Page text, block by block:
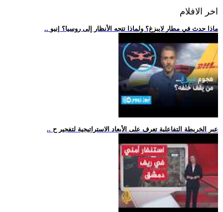
اخر الافلام
.. ماذا حدث في مطار لايبزغ؟ ولماذا تتجه الأنظار إلى روسيا؟ |نيو
.. عبر الخريطة التفاعلية تعرف على الأبعاد الاستراتيجية لتفجير ح